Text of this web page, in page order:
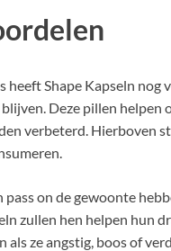
heeft Shape Kapseln nog
Deze pillen helpen
verbeterd. Hierboven
pass on de gewoonte
zullen hen helpen hun
als ze angstig, boos of